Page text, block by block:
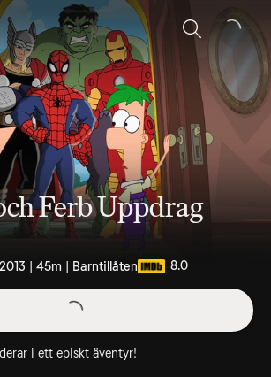
Sök
Ferb Uppdrag
| 45m | Barntillåten 8.0
i ett episkt äventyr!